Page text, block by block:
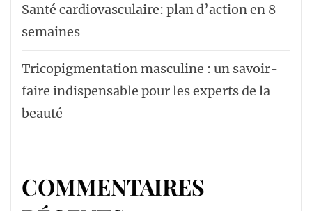
Santé cardiovasculaire: plan d’action en 8
semaines
Tricopigmentation masculine : un savoir-
faire indispensable pour les experts de la
beauté
COMMENTAIRES